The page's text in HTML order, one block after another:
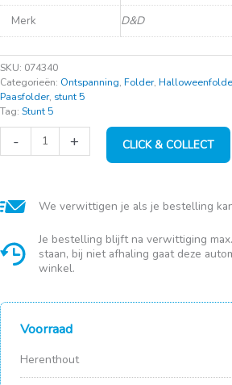
Merk D&D
SKU: 074340
Categorieën: Ontspanning, Folder,
Paasfolder, stunt 5
Tag: Stunt 5
-
Rocco
aantal
+ CLICK & COLLECT
We verwittigen je als je bestelling
Je bestelling blijft na verwittiging
staan, bij niet afhaling gaat deze
winkel.
Voorraad
Herenthout